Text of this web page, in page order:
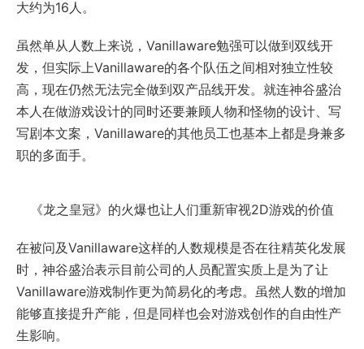
大约为16人。
虽然单从人数上来说，Vanillaware勉强可以做到双线开
发，但实际上Vanillaware的各个队伍之间相对独立性较
高，现在仍然无法完全做到双产品线开发。就连神谷盛治
本人在做游戏设计的同时还要兼顾人物和怪物的设计、写
写剧本文案，Vanillaware的其他员工也基本上都是身兼多
职的多面手。
《龙之皇冠》的火爆也让人们重新审视2D游戏的价值
在被问及Vanillaware这样的人数规模是否在往精英化发展
时，神谷盛治表示目前公司的人员配置实质上是为了让
Vanillaware游戏制作更为简易化的考虑。虽然人数的增加
能够直接提升产能，但是同样也会对游戏创作的自由性产
生影响。